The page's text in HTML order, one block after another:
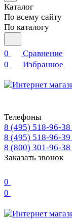
Каталог
По всему сайту
По каталогу
0
Сравнение
0
Избранное
Телефоны
8 (495) 518-96-38
8 (495) 518-96-39
8 (800) 301-96-38
Заказать звонок
0
0